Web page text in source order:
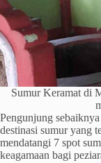
Sumur Keramat di
Pengunjung
destinasi sumur yang
mendatangi 7 spot
keagamaan bagi